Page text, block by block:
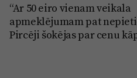
“Ar 50 eiro vienam veikala
apmeklējumam pat
Pircēji šokējas par cenu